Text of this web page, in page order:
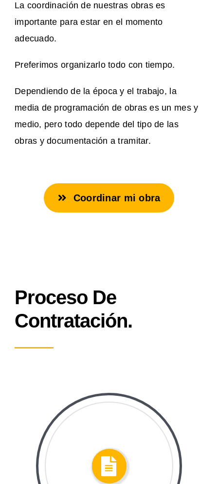
La coordinación de nuestras obras es
importante para estar en el momento
adecuado.
Preferimos organizarlo todo con tiempo.
Dependiendo de la época y el trabajo, la
media de programación de obras es un mes y
medio, pero todo depende del tipo de las
obras y documentación a tramitar.
Coordinar mi obra
Proceso De
Contratación.